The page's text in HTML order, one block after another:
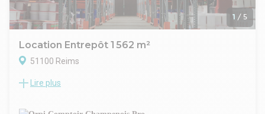
1 / 5
Location Entrepôt 1 562 m²
51100 Reims
Reims Pompelle.
1 porte sectionnelle poids lourds, 3 bureaux, sanitaires,
Lire plus